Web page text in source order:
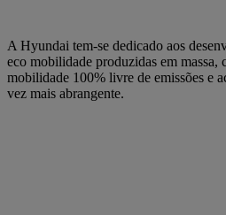
A Hyundai tem-se dedicado aos
eco mobilidade produzidas em massa,
mobilidade 100% livre de emissões e
vez mais abrangente.